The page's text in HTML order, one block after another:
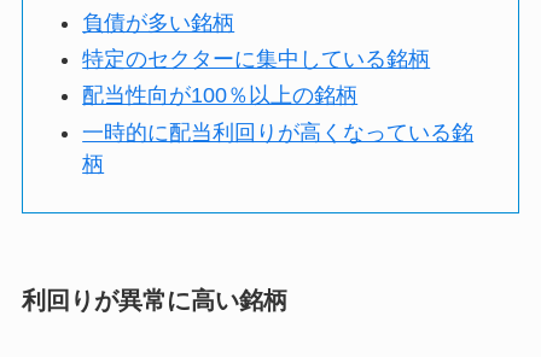
負債が多い銘柄
特定のセクターに集中している銘柄
配当性向が100％以上の銘柄
一時的に配当利回りが高くなっている銘
柄
利回りが異常に高い銘柄